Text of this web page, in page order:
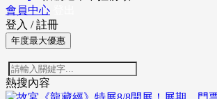
會員中心
登入 / 註冊
年度最大優惠
熱搜內容